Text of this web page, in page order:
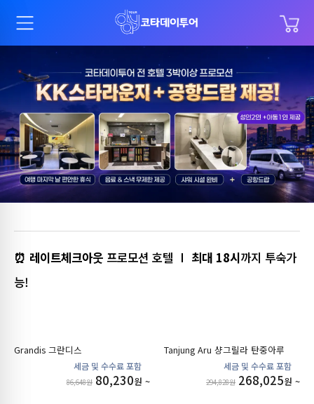
탄중아루
시타딘
반딧불
씨스파
라운지
시티투어
키나발루산
호핑투어
⏰ 레이트체크아웃 프로모션 호텔 I 최대 18시까지 투숙가
능!
Grandis 그란디스
86,648원 80,230원 ~
Tanjung Aru 샹그릴라 탄중아루
294,828원 268,025원 ~